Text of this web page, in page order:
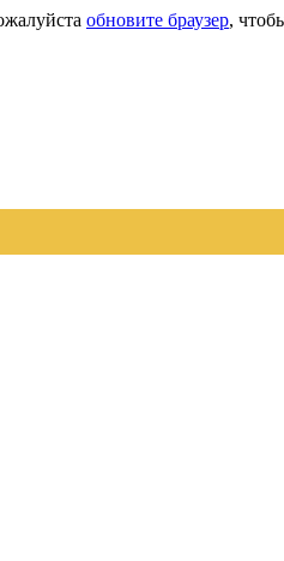
обновите браузер,